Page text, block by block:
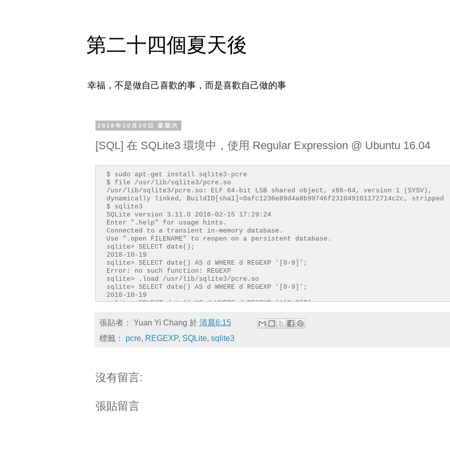
第二十四個夏天後
幸福，不是做自己喜歡的事，而是喜歡自己做的事
2018年10月20日 星期六
[SQL] 在 SQLite3 環境中，使用 Regular Expression @ Ubuntu 16.04
$ sudo apt-get install sqlite3-pcre
$ file /usr/lib/sqlite3/pcre.so
/usr/lib/sqlite3/pcre.so: ELF 64-bit LSB shared object, x86-64, version 1 (SYSV),
dynamically linked, BuildID[sha1]=0afc1236e89d4a8b99746f231049101172714c2c, stripped
$ sqlite3
SQLite version 3.11.0 2016-02-15 17:29:24
Enter ".help" for usage hints.
Connected to a transient in-memory database.
Use ".open FILENAME" to reopen on a persistent database.
sqlite> SELECT date();
2018-10-19
sqlite> SELECT date() AS d WHERE d REGEXP '[0-9]';
Error: no such function: REGEXP
sqlite> .load /usr/lib/sqlite3/pcre.so
sqlite> SELECT date() AS d WHERE d REGEXP '[0-9]';
2018-10-19
sqlite> SELECT date() AS d WHERE d REGEXP '^[0-9]$';
sqlite> SELECT date() AS d WHERE d REGEXP '^[0-9\-]+$';
2018-10-19
張貼者： Yuan Yi Chang 於 清晨6:15
標籤： pcre, REGEXP, SQLite, sqlite3
沒有留言:
張貼留言